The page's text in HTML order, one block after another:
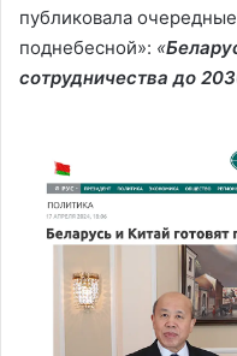
публиковала
поднебесной»: «
сотрудничества до